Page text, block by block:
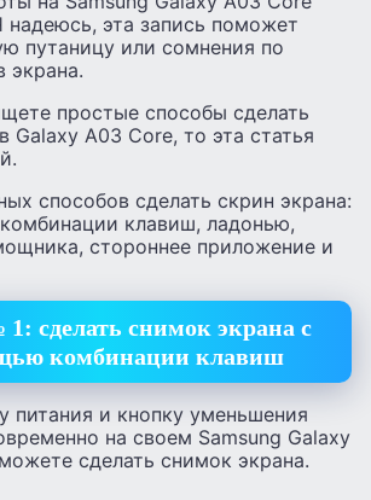
надеюсь, эта запись поможет
путаницу или сомнения по
экрана.
простые способы сделать
Galaxy A03 Core, то эта статья
способов сделать скрин экрана:
клавиш, ладонью,
стороннее приложение и
сделать снимок экрана с
комбинации клавиш
питания и кнопку уменьшения
на своем Samsung Galaxy
сделать снимок экрана.